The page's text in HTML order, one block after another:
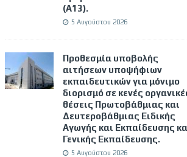
(Α΄13).
5 Αυγούστου 2026
Προθεσμία υποβολής
αιτήσεων υποψήφιων
εκπαιδευτικών για μόνιμο
διορισμό σε κενές
θέσεις Πρωτοβάθμιας και
Δευτεροβάθμιας Ειδικής
Αγωγής και Εκπαίδευσης
Γενικής Εκπαίδευσης.
5 Αυγούστου 2026